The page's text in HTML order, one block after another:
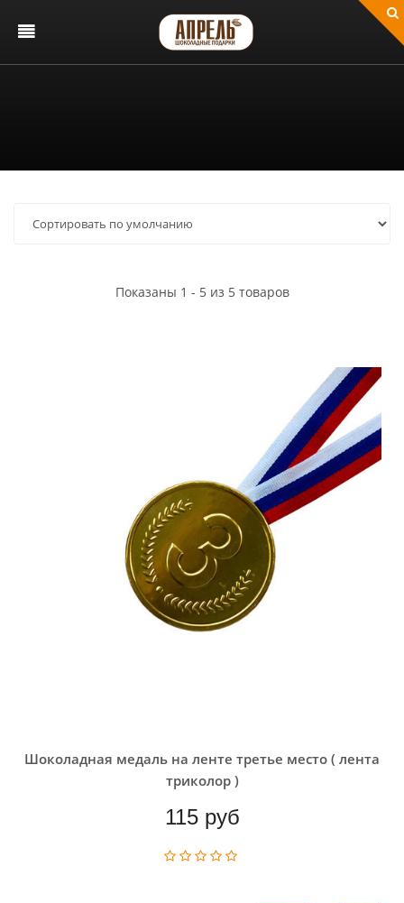
Шоколадные медали барельеф.
Медали третье место
Показаны 1 - 5 из 5 товаров
Шоколадная медаль на ленте третье место ( лента
триколор )
115 руб